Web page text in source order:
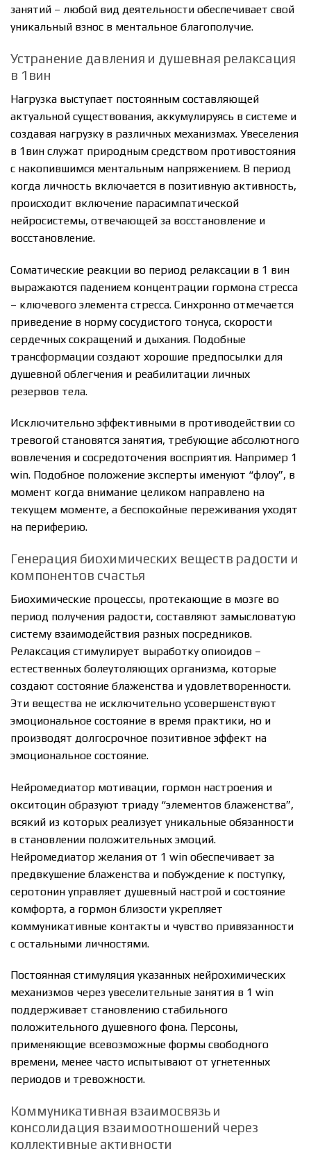
занятий – любой вид деятельности обеспечивает свой
уникальный взнос в ментальное благополучие.
Устранение давления и душевная релаксация
в 1вин
Нагрузка выступает постоянным составляющей
актуальной существования, аккумулируясь в системе и
создавая нагрузку в различных механизмах. Увеселения
в 1вин служат природным средством противостояния
с накопившимся ментальным напряжением. В период
когда личность включается в позитивную активность,
происходит включение парасимпатической
нейросистемы, отвечающей за восстановление и
восстановление.
Соматические реакции во период релаксации в 1 вин
выражаются падением концентрации гормона стресса
– ключевого элемента стресса. Синхронно отмечается
приведение в норму сосудистого тонуса, скорости
сердечных сокращений и дыхания. Подобные
трансформации создают хорошие предпосылки для
душевной облегчения и реабилитации личных
резервов тела.
Исключительно эффективными в противодействии со
тревогой становятся занятия, требующие абсолютного
вовлечения и сосредоточения восприятия. Например 1
win. Подобное положение эксперты именуют “флоу”, в
момент когда внимание целиком направлено на
текущем моменте, а беспокойные переживания уходят
на периферию.
Генерация биохимических веществ радости и
компонентов счастья
Биохимические процессы, протекающие в мозге во
период получения радости, составляют замысловатую
систему взаимодействия разных посредников.
Релаксация стимулирует выработку опиоидов –
естественных болеутоляющих организма, которые
создают состояние блаженства и удовлетворенности.
Эти вещества не исключительно усовершенствуют
эмоциональное состояние в время практики, но и
производят долгосрочное позитивное эффект на
эмоциональное состояние.
Нейромедиатор мотивации, гормон настроения и
окситоцин образуют триаду “элементов блаженства”,
всякий из которых реализует уникальные обязанности
в становлении положительных эмоций.
Нейромедиатор желания от 1 win обеспечивает за
предвкушение блаженства и побуждение к поступку,
серотонин управляет душевный настрой и состояние
комфорта, а гормон близости укрепляет
коммуникативные контакты и чувство привязанности
с остальными личностями.
Постоянная стимуляция указанных нейрохимических
механизмов через увеселительные занятия в 1 win
поддерживает становлению стабильного
положительного душевного фона. Персоны,
применяющие всевозможные формы свободного
времени, менее часто испытывают от угнетенных
периодов и тревожности.
Коммуникативная взаимосвязь и
консолидация взаимоотношений через
коллективные активности